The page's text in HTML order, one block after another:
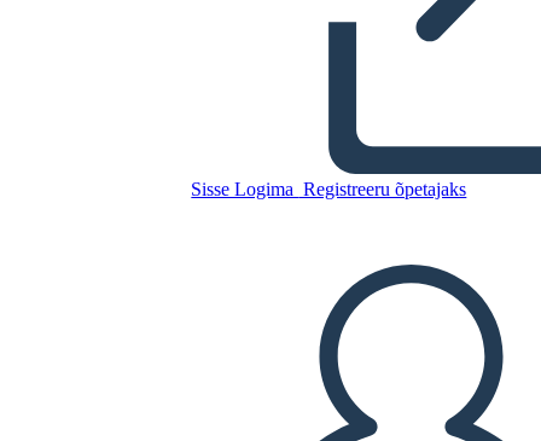
Sisse Logima Registreeru õpetajaks
נברסקה 1854
LUUA STORYBOARD
ESITA SLAIDIESITLUST
LOE MULLE